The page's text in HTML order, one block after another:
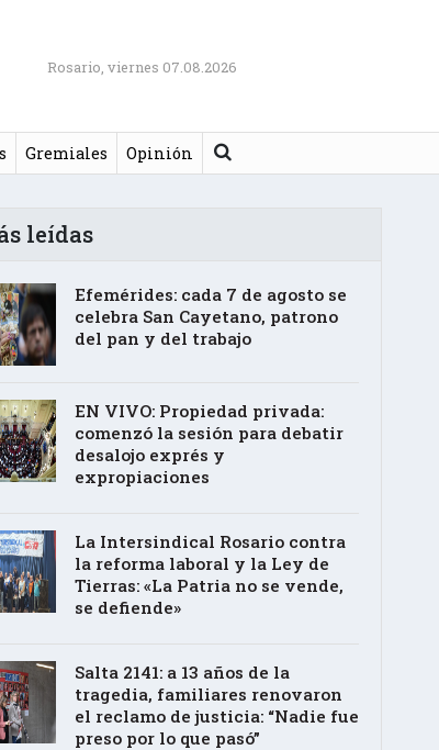
Rosario, viernes 07.08.2026
Gremiales Opinión Buscar
leídas
Efemérides: cada 7 de agosto se
celebra San Cayetano, patrono
del pan y del trabajo
EN VIVO: Propiedad privada:
comenzó la sesión para debatir
desalojo exprés y
expropiaciones
La Intersindical Rosario contra
la reforma laboral y la Ley de
Tierras: «La Patria no se vende,
se defiende»
Salta 2141: a 13 años de la
tragedia, familiares renovaron
el reclamo de justicia: “Nadie fue
preso por lo que pasó”